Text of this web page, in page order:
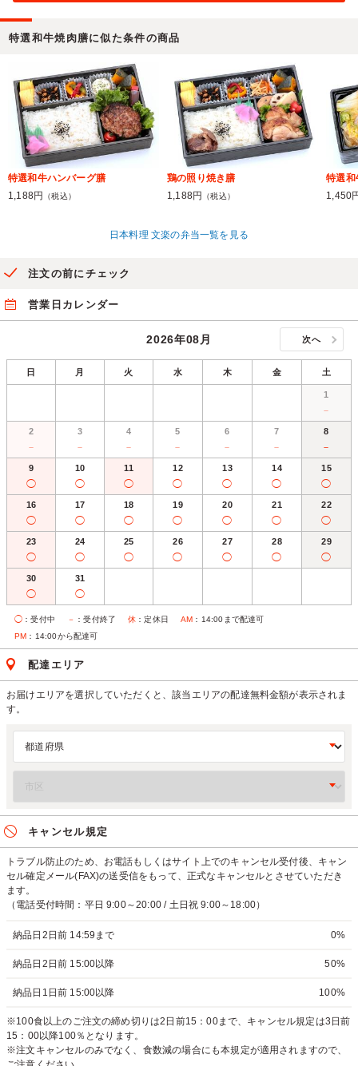
特選和牛焼肉膳に似た条件の商品
特選和牛ハンバーグ膳
1,188円
（税込）
鶏の照り焼き膳
1,188円
（税込）
特選和
1,450
日本料理 文楽の弁当一覧を見る
注文の前にチェック
営業日カレンダー
2026年08月 次へ
日 月 火 水 木 金 土
1
－
2
－
3
－
4
－
5
－
6
－
7
－
8
－
9
◯
10
◯
11
◯
12
◯
13
◯
14
◯
15
◯
16
◯
17
◯
18
◯
19
◯
20
◯
21
◯
22
◯
23
◯
24
◯
25
◯
26
◯
27
◯
28
◯
29
◯
30
◯
31
◯
◯ ：受付中 － ：受付終了 休 ：定休日 AM ：14:00まで配達可
PM ：14:00から配達可
配達エリア
お届けエリアを選択していただくと、該当エリアの配達無料金額が表示されま
す。
キャンセル規定
トラブル防止のため、お電話もしくはサイト上でのキャンセル受付後、キャン
セル確定メール(FAX)の送受信をもって、正式なキャンセルとさせていただき
ます。
（電話受付時間：平日 9:00～20:00 / 土日祝 9:00～18:00）
納品日2日前 14:59まで 0%
納品日2日前 15:00以降 50%
納品日1日前 15:00以降 100%
※100食以上のご注文の締め切りは2日前15：00まで、キャンセル規定は3日前
15：00以降100％となります。
※注文キャンセルのみでなく、食数減の場合にも本規定が適用されますので、